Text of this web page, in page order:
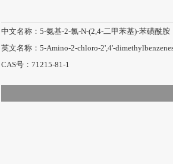
中文名称：5-氨基-2-氯-N-(2,4-二甲苯基)-苯磺酰胺
英文名称：5-Amino-2-chloro-2',4'-
CAS号：71215-81-1